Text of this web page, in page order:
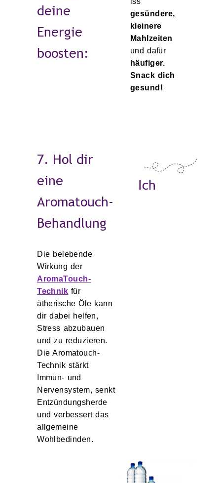
gesündere,
kleinere
Mahlzeiten
und dafür
häufiger.
Snack dich
gesund!
7. Hol dir
eine
Aromatouch-
Behandlung
Die belebende
Wirkung der
AromaTouch-
Technik für
ätherische Öle kann
dir dabei helfen,
Stress abzubauen
und zu reduzieren.
Die Aromatouch-
Technik stärkt
Immun- und
Nervensystem, senkt
Entzündungsherde
und verbessert das
allgemeine
Wohlbedinden.
deine
Energie
boosten:
Ich